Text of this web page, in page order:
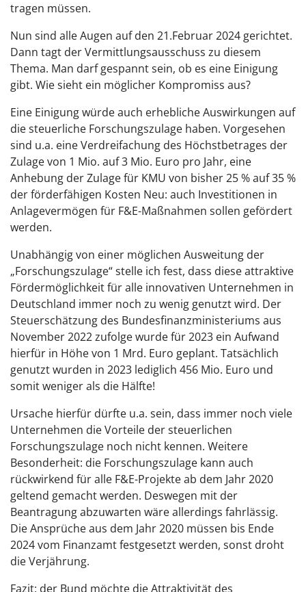
tragen müssen.
Nun sind alle Augen auf den 21.Februar 2024 gerichtet.
Dann tagt der Vermittlungsausschuss zu diesem
Thema. Man darf gespannt sein, ob es eine Einigung
gibt. Wie sieht ein möglicher Kompromiss aus?
Eine Einigung würde auch erhebliche Auswirkungen auf
die steuerliche Forschungszulage haben. Vorgesehen
sind u.a. eine Verdreifachung des Höchstbetrages der
Zulage von 1 Mio. auf 3 Mio. Euro pro Jahr, eine
Anhebung der Zulage für KMU von bisher 25 % auf 35 %
der förderfähigen Kosten Neu: auch Investitionen in
Anlagevermögen für F&E-Maßnahmen sollen gefördert
werden.
Unabhängig von einer möglichen Ausweitung der
„Forschungszulage“ stelle ich fest, dass diese attraktive
Fördermöglichkeit für alle innovativen Unternehmen in
Deutschland immer noch zu wenig genutzt wird. Der
Steuerschätzung des Bundesfinanzministeriums aus
November 2022 zufolge wurde für 2023 ein Aufwand
hierfür in Höhe von 1 Mrd. Euro geplant. Tatsächlich
genutzt wurden in 2023 lediglich 456 Mio. Euro und
somit weniger als die Hälfte!
Ursache hierfür dürfte u.a. sein, dass immer noch viele
Unternehmen die Vorteile der steuerlichen
Forschungszulage noch nicht kennen. Weitere
Besonderheit: die Forschungszulage kann auch
rückwirkend für alle F&E-Projekte ab dem Jahr 2020
geltend gemacht werden. Deswegen mit der
Beantragung abzuwarten wäre allerdings fahrlässig.
Die Ansprüche aus dem Jahr 2020 müssen bis Ende
2024 vom Finanzamt festgesetzt werden, sonst droht
die Verjährung.
Fazit: der Bund möchte die Attraktivität des